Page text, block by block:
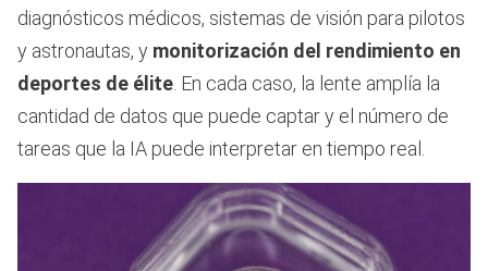
diagnósticos médicos, sistemas de visión para pilotos
y astronautas, y monitorización del rendimiento en
deportes de élite. En cada caso, la lente amplía la
cantidad de datos que puede captar y el número de
tareas que la IA puede interpretar en tiempo real.